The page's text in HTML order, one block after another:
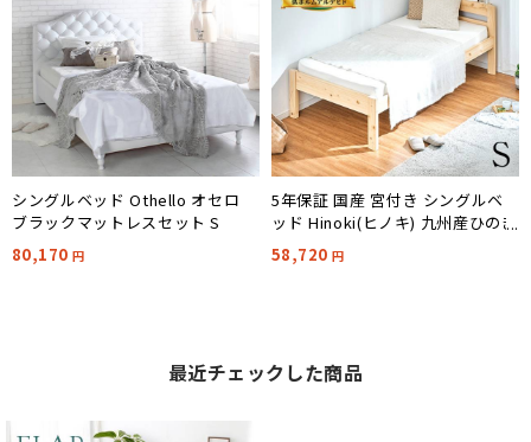
シングルベッド Othello オセロ
ブラックマットレスセット S
80,170 円
5年保証 国産 宮付き シングルベ
ッド Hinoki(ヒノキ) 九州産ひのき
使用
58,720 円
最近チェックした商品